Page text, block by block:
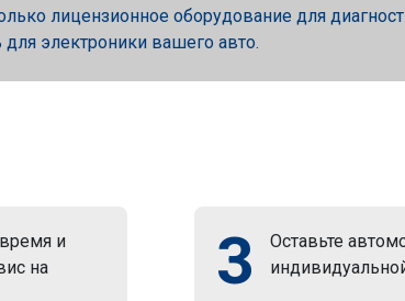
лицензионное оборудование для
для электроники вашего авто.
и
на
3
Оставьте